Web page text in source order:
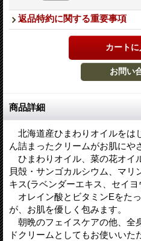
返品特約に関する重要事項
商品詳細
北海道産ひまわりオイルをは
ん詰まったクリームがお肌にや
ひまわりオイル、菜の花オイ
貝殻・サンゴカルシウム、マリ
キス(ラベンダーエキス、セイ
オレイン酸とビタミンEをた
が、お肌を優しく包みます。
朝晩のフェイスケアの他、全
ドクリームとしてもお使いいた